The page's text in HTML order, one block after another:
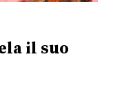
il suo